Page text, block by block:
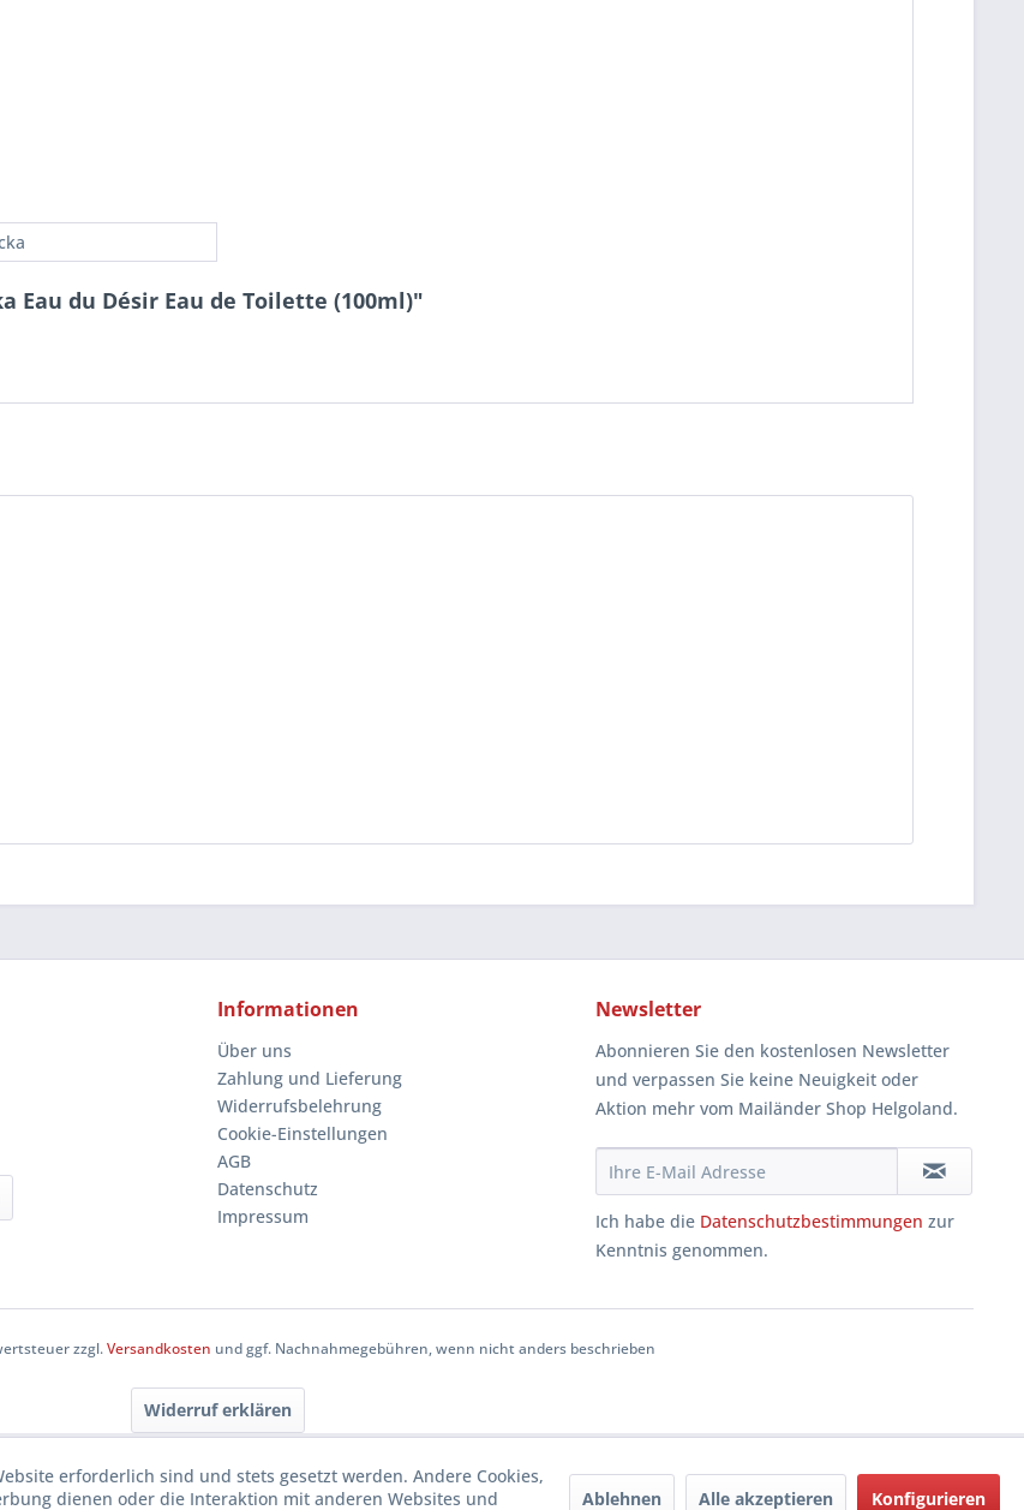
du Désir Eau de Toilette (100ml)"
Informationen
Über uns
Zahlung und Lieferung
Widerrufsbelehrung
Cookie-Einstellungen
AGB
Datenschutz
Impressum
Newsletter
Abonnieren Sie den kostenlosen Newsletter
und verpassen Sie keine Neuigkeit oder
Aktion mehr vom Mailänder Shop Helgoland.
Ich habe die Datenschutzbestimmungen zur
Kenntnis genommen.
zzgl.Versandkosten und ggf. Nachnahmegebühren, wenn nicht anders beschrieben
Widerruf erklären
erforderlich sind und stets gesetzt werden. Andere Cookies,
dienen oder die Interaktion mit anderen Websites und
Ablehnen Alle akzeptieren Konfigurieren